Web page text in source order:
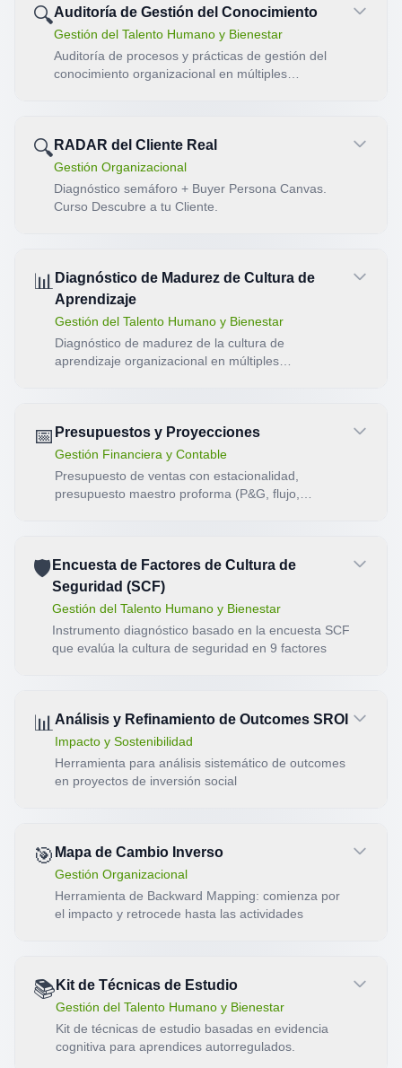
🔍Auditoría de Gestión del Conocimiento
Gestión del Talento Humano y Bienestar
Auditoría de procesos y prácticas de gestión del
conocimiento organizacional en múltiples
🔍 RADAR del Cliente Real
Gestión Organizacional
Diagnóstico semáforo + Buyer Persona Canvas.
Curso Descubre a tu Cliente.
📊 Diagnóstico de Madurez de Cultura de
Aprendizaje
Gestión del Talento Humano y Bienestar
Diagnóstico de madurez de la cultura de
aprendizaje organizacional en múltiples
📅 Presupuestos y Proyecciones
Gestión Financiera y Contable
Presupuesto de ventas con estacionalidad,
presupuesto maestro proforma (P&G, flujo,
🛡️ Encuesta de Factores de Cultura de
Seguridad (SCF)
Gestión del Talento Humano y Bienestar
Instrumento diagnóstico basado en la encuesta SCF
que evalúa la cultura de seguridad en 9 factores
📊 Análisis y Refinamiento de Outcomes SROI
Impacto y Sostenibilidad
Herramienta para análisis sistemático de outcomes
en proyectos de inversión social
🎯 Mapa de Cambio Inverso
Gestión Organizacional
Herramienta de Backward Mapping: comienza por
el impacto y retrocede hasta las actividades
📚 Kit de Técnicas de Estudio
Gestión del Talento Humano y Bienestar
Kit de técnicas de estudio basadas en evidencia
cognitiva para aprendices autorregulados.